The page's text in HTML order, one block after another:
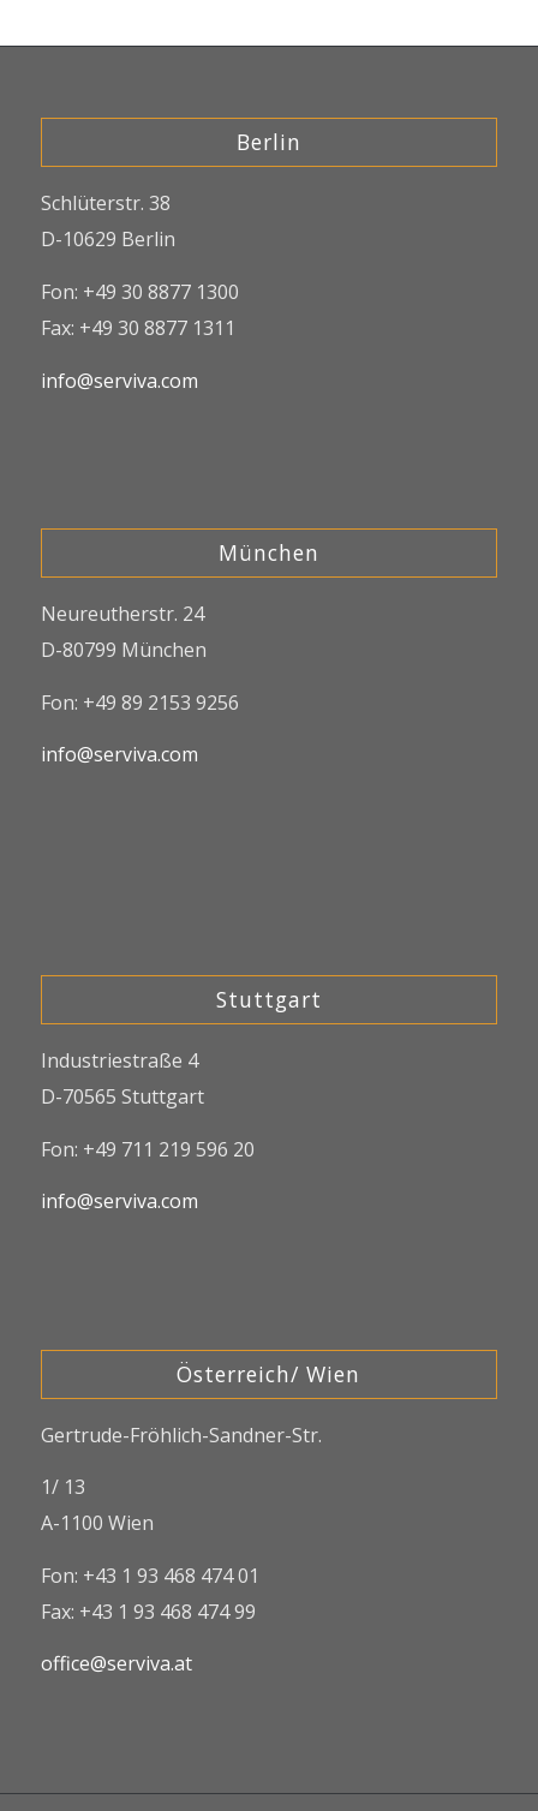
Berlin
Schlüterstr. 38
D-10629 Berlin
Fon: +49 30 8877 1300
Fax: +49 30 8877 1311
info@serviva.com
München
Neureutherstr. 24
D-80799 München
Fon: +49 89 2153 9256
info@serviva.com
Stuttgart
Industriestraße 4
D-70565 Stuttgart
Fon: +49 711 219 596 20
info@serviva.com
Österreich/ Wien
Gertrude-Fröhlich-Sandner-Str.
1/ 13
A-1100 Wien
Fon: +43 1 93 468 474 01
Fax: +43 1 93 468 474 99
office@serviva.at